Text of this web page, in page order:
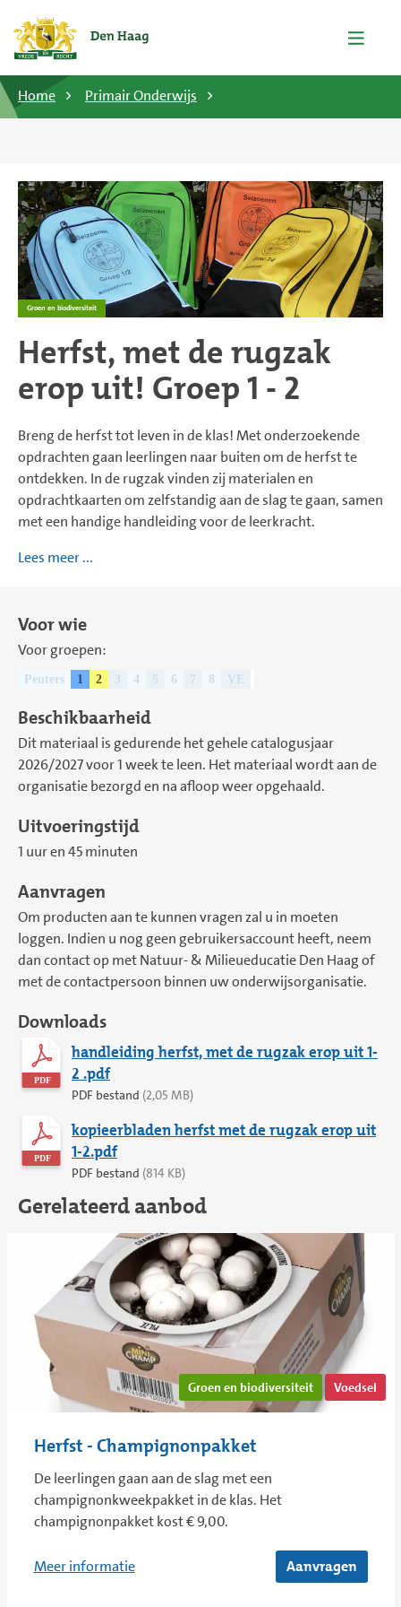
Home Primair Onderwijs
Groen en biodiversiteit
Herfst, met de rugzak
erop uit! Groep 1 - 2
Breng de herfst tot leven in de klas! Met onderzoekende
opdrachten gaan leerlingen naar buiten om de herfst te
ontdekken. In de rugzak vinden zij materialen en
opdrachtkaarten om zelfstandig aan de slag te gaan, samen
met een handige handleiding voor de leerkracht.
Lees meer ...
Voor wie
Voor groepen:
Peuters 1 2 3 4 5 6 7 8 VE
Beschikbaarheid
Dit materiaal is gedurende het gehele catalogusjaar
2026/2027 voor 1 week te leen. Het materiaal wordt aan de
organisatie bezorgd en na afloop weer opgehaald.
Uitvoeringstijd
1 uur en 45 minuten
Aanvragen
Om producten aan te kunnen vragen zal u in moeten
loggen. Indien u nog geen gebruikersaccount heeft, neem
dan contact op met Natuur- & Milieueducatie Den Haag of
met de contactpersoon binnen uw onderwijsorganisatie.
Downloads
handleiding herfst, met de rugzak erop uit 1-
2 .pdf
PDF bestand (2,05 MB)
kopieerbladen herfst met de rugzak erop uit
1-2.pdf
PDF bestand (814 KB)
Gerelateerd aanbod
Groen en biodiversiteit Voedsel
Herfst - Champignonpakket
De leerlingen gaan aan de slag met een
champignonkweekpakket in de klas. Het
champignonpakket kost € 9,00.
Meer informatie Aanvragen